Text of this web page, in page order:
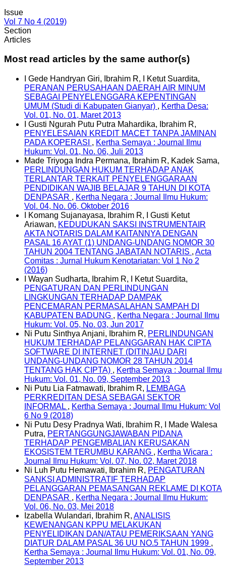
Issue
Vol 7 No 4 (2019)
Section
Articles
Most read articles by the same author(s)
I Gede Handryan Giri, Ibrahim R, I Ketut Suardita,
PERANAN PERUSAHAAN DAERAH AIR MINUM
SEBAGAI PENYELENGGARA KEPENTINGAN
UMUM (Studi di Kabupaten Gianyar) , Kertha Desa:
Vol. 01, No. 01, Maret 2013
I Gusti Ngurah Putu Putra Mahardika, Ibrahim R,
PENYELESAIAN KREDIT MACET TANPA JAMINAN
PADA KOPERASI , Kertha Semaya : Journal Ilmu
Hukum: Vol. 01, No. 06, Juli 2013
Made Triyoga Indra Permana, Ibrahim R, Kadek Sama,
PERLINDUNGAN HUKUM TERHADAP ANAK
TERLANTAR TERKAIT PENYELENGGARAAN
PENDIDIKAN WAJIB BELAJAR 9 TAHUN DI KOTA
DENPASAR , Kertha Negara : Journal Ilmu Hukum:
Vol. 04, No. 06, Oktober 2016
I Komang Sujanayasa, Ibrahim R, I Gusti Ketut
Ariawan, KEDUDUKAN SAKSI INSTRUMENTAIR
AKTA NOTARIS DALAM KAITANNYA DENGAN
PASAL 16 AYAT (1) UNDANG-UNDANG NOMOR 30
TAHUN 2004 TENTANG JABATAN NOTARIS , Acta
Comitas : Jurnal Hukum Kenotariatan: Vol 1 No 2
(2016)
I Wayan Sudharta, Ibrahim R, I Ketut Suardita,
PENGATURAN DAN PERLINDUNGAN
LINGKUNGAN TERHADAP DAMPAK
PENCEMARAN PERMASALAHAN SAMPAH DI
KABUPATEN BADUNG , Kertha Negara : Journal Ilmu
Hukum: Vol. 05, No. 03, Jun 2017
Ni Putu Sinthya Anjani, Ibrahim R, PERLINDUNGAN
HUKUM TERHADAP PELANGGARAN HAK CIPTA
SOFTWARE DI INTERNET (DITINJAU DARI
UNDANG-UNDANG NOMOR 28 TAHUN 2014
TENTANG HAK CIPTA) , Kertha Semaya : Journal Ilmu
Hukum: Vol. 01, No. 09, September 2013
Ni Putu Lia Fatmawati, Ibrahim R, LEMBAGA
PERKREDITAN DESA SEBAGAI SEKTOR
INFORMAL , Kertha Semaya : Journal Ilmu Hukum: Vol
6 No 9 (2018)
Ni Putu Desy Pradnya Wati, Ibrahim R, I Made Walesa
Putra, PERTANGGUNGJAWABAN PIDANA
TERHADAP PENGEMBALIAN KERUSAKAN
EKOSISTEM TERUMBU KARANG , Kertha Wicara :
Journal Ilmu Hukum: Vol. 07, No. 02, Maret 2018
Ni Luh Putu Hemawati, Ibrahim R, PENGATURAN
SANKSI ADMINISTRATIF TERHADAP
PELANGGARAN PEMASANGAN REKLAME DI KOTA
DENPASAR , Kertha Negara : Journal Ilmu Hukum:
Vol. 06, No. 03, Mei 2018
Izabella Wulandari, Ibrahim R, ANALISIS
KEWENANGAN KPPU MELAKUKAN
PENYELIDIKAN DAN/ATAU PEMERIKSAAN YANG
DIATUR DALAM PASAL 36 UU NO.5 TAHUN 1999 ,
Kertha Semaya : Journal Ilmu Hukum: Vol. 01, No. 09,
September 2013